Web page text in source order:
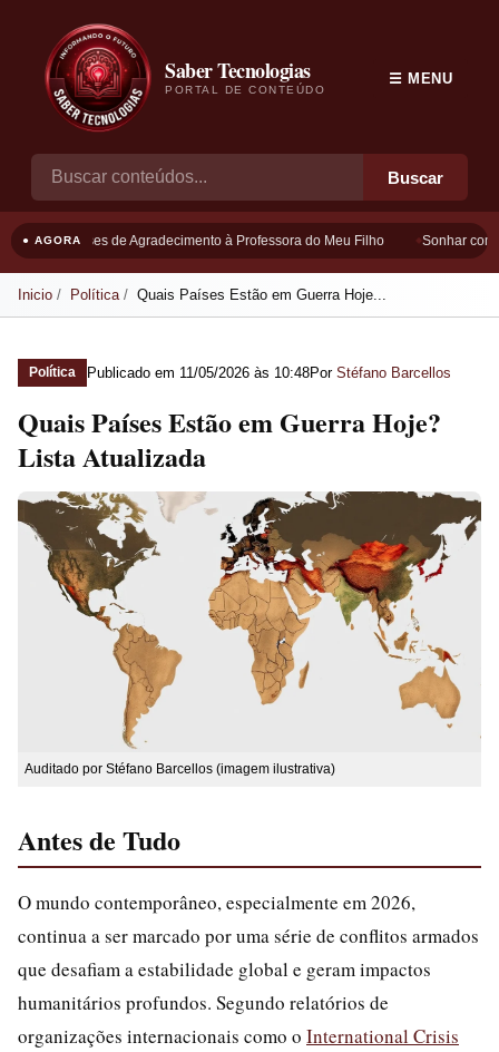
Saber Tecnologias
PORTAL DE CONTEÚDO
Buscar
☰ MENU
● AGORAFrases de Agradecimento à Professora do Meu Filho Sonhar com
Inicio Política Quais Países Estão em Guerra Hoje...
Política Publicado em 11/05/2026 às 10:48Por Stéfano Barcellos
Quais Países Estão em Guerra Hoje?
Lista Atualizada
Auditado por Stéfano Barcellos (imagem ilustrativa)
Antes de Tudo
O mundo contemporâneo, especialmente em 2026,
continua a ser marcado por uma série de conflitos armados
que desafiam a estabilidade global e geram impactos
humanitários profundos. Segundo relatórios de
organizações internacionais como o International Crisis